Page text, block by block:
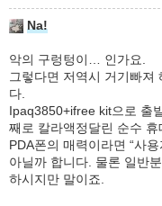
Na!
악의 구렁텅이… 인가요.
그렇다면 저역시 거기빠져
다.
Ipaq3850+ifree kit으로 출
째로 칼라액정달린 순수
PDA폰의 매력이라면 “사
아닐까 합니다. 물론 일반
하시지만 말이죠.